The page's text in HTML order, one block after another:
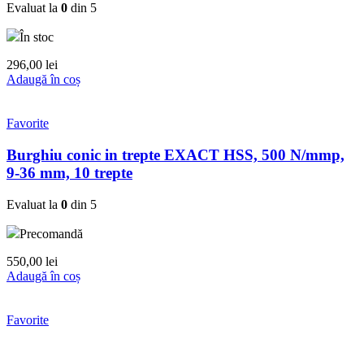
Evaluat la 0 din 5
În stoc
296,00 lei
Adaugă în coș
Favorite
Burghiu conic in trepte EXACT HSS, 500 N/mmp,
9-36 mm, 10 trepte
Evaluat la 0 din 5
Precomandă
550,00 lei
Adaugă în coș
Favorite